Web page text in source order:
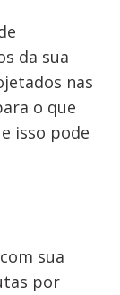
da sua
nas
o que
isso pode
sua
por